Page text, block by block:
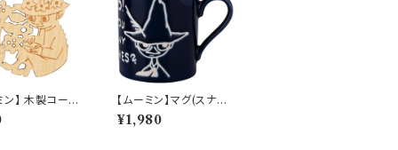
ン】 木製コース
フキン）【木製
ー】
【ムーミン】マグ(スナフ
キン）【MM9000】M
M9003-11
¥1,980